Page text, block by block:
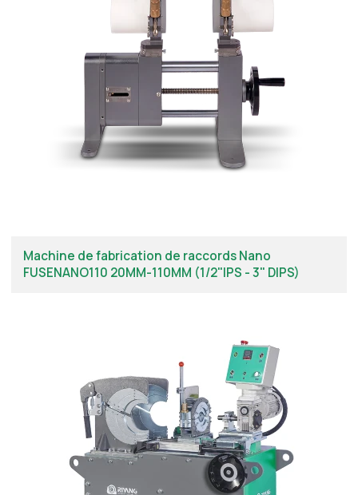
Machine de fabrication de raccords Nano
FUSENANO110 20MM-110MM (1/2"IPS - 3" DIPS)